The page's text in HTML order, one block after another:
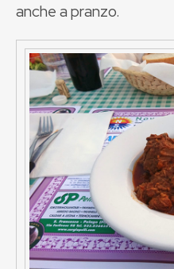
anche a pranzo.